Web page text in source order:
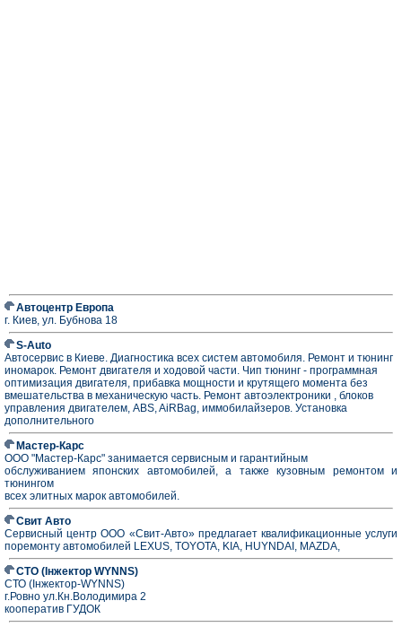
Автоцентр Европа
г. Киев, ул. Бубнова 18
S-Auto
Автосервис в Киеве. Диагностика всех систем автомобиля. Ремонт и тюнинг
иномарок. Ремонт двигателя и ходовой части. Чип тюнинг - программная
оптимизация двигателя, прибавка мощности и крутящего момента без
вмешательства в механическую часть. Ремонт автоэлектроники , блоков
управления двигателем, ABS, AiRBag, иммобилайзеров. Установка
дополнительного
Мастер-Карс
ООО "Мастер-Карс" занимается сервисным и гарантийным
обслуживанием японских автомобилей, а также кузовным ремонтом и
тюнингом
всех элитных марок автомобилей.
Свит Авто
Cервисный центр ООО «Свит-Авто» предлагает квалификационные услуги
поремонту автомобилей LEXUS, TOYOTA, KIA, HUYNDAI, MAZDA,
СТО (Інжектор WYNNS)
СТО (Інжектор-WYNNS)
г.Ровно ул.Кн.Володимира 2
кооператив ГУДОК